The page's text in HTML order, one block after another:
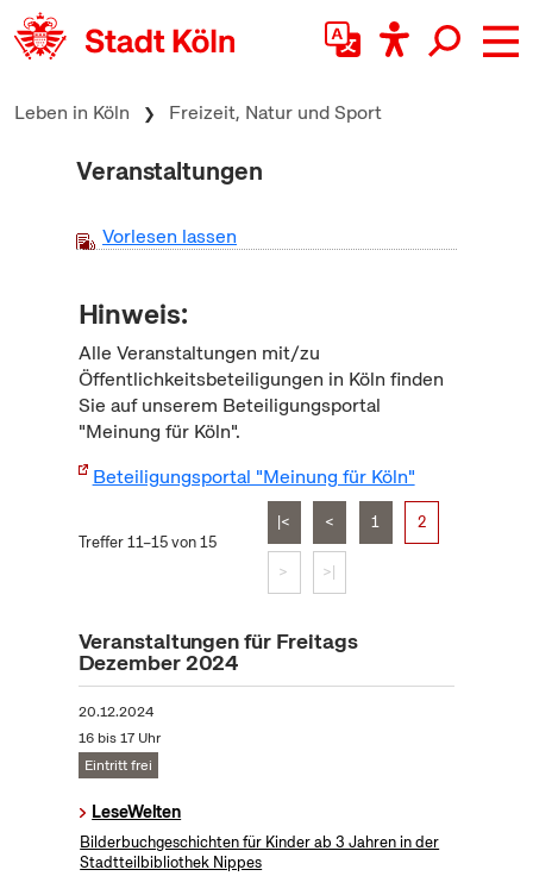
zum Inhalt springen
Leben in Köln Freizeit, Natur und Sport
Veranstaltungen
Vorlesen lassen
Hinweis:
Alle Veranstaltungen mit/zu
Öffentlichkeitsbeteiligungen in Köln finden
Sie auf unserem Beteiligungsportal
"Meinung für Köln".
Beteiligungsportal "Meinung für Köln"
Treffer 11–15 von 15
|< < 1 2
> >|
Veranstaltungen für Freitags
Dezember 2024
20.12.2024
16 bis 17 Uhr
Eintritt frei
LeseWelten
Bilderbuchgeschichten für Kinder ab 3 Jahren in der
Stadtteilbibliothek Nippes